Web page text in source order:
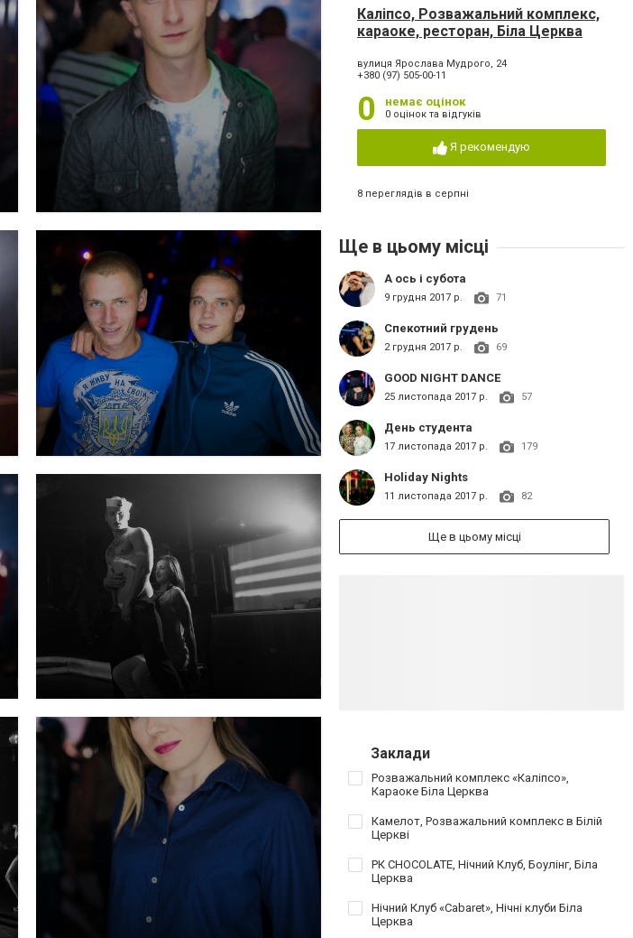
Каліпсо, Розважальний комплекс,
караоке, ресторан, Біла Церква
вулиця Ярослава Мудрого, 24
+380 (97) 505-00-11
0 немає оцінок
0 оцінок та відгуків
Я рекомендую
8 переглядів в серпні
Ще в цьому місці
А ось і субота
9 грудня 2017 р. 71
Спекотний грудень
2 грудня 2017 р. 69
GOOD NIGHT DANCE
25 листопада 2017 р. 57
День студента
17 листопада 2017 р. 179
Holiday Nights
11 листопада 2017 р. 82
Ще в цьому місці
Заклади
Розважальний комплекс «Каліпсо»,
Караоке Біла Церква
Камелот, Розважальний комплекс в Білій
Церкві
РК CHOCOLATE, Нічний Клуб, Боулінг, Біла
Церква
Нічний Клуб «Cabaret», Нічні клуби Біла
Церква